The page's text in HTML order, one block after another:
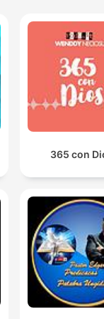
365 con